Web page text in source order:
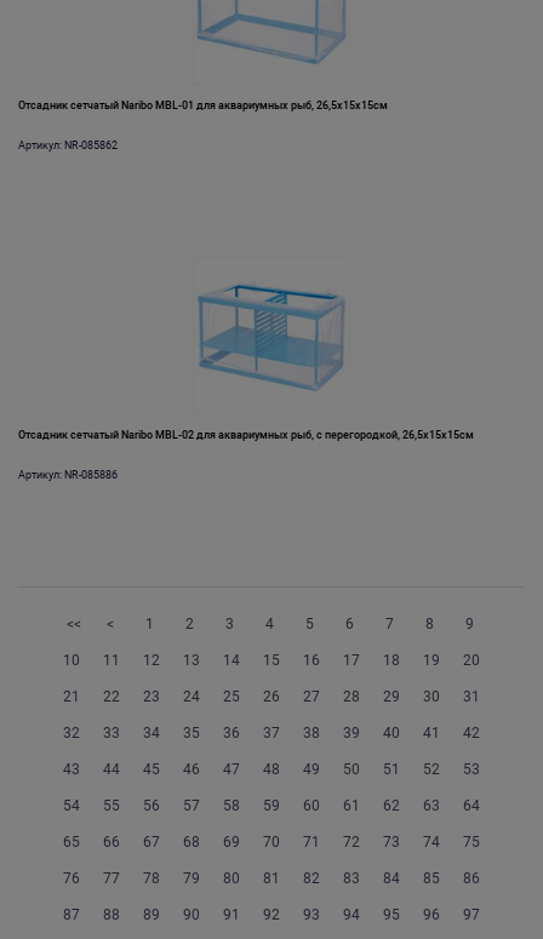
Отсадник сетчатый Naribo MBL-01 для аквариумных рыб, 26,5х15х15см
Артикул: NR-085862
Отсадник сетчатый Naribo MBL-02 для аквариумных рыб, с перегородкой, 26,5х15х15см
Артикул: NR-085886
<< < 1 2 3 4 5 6 7 8 9
10 11 12 13 14 15 16 17 18 19 20
21 22 23 24 25 26 27 28 29 30 31
32 33 34 35 36 37 38 39 40 41 42
43 44 45 46 47 48 49 50 51 52 53
54 55 56 57 58 59 60 61 62 63 64
65 66 67 68 69 70 71 72 73 74 75
76 77 78 79 80 81 82 83 84 85 86
87 88 89 90 91 92 93 94 95 96 97